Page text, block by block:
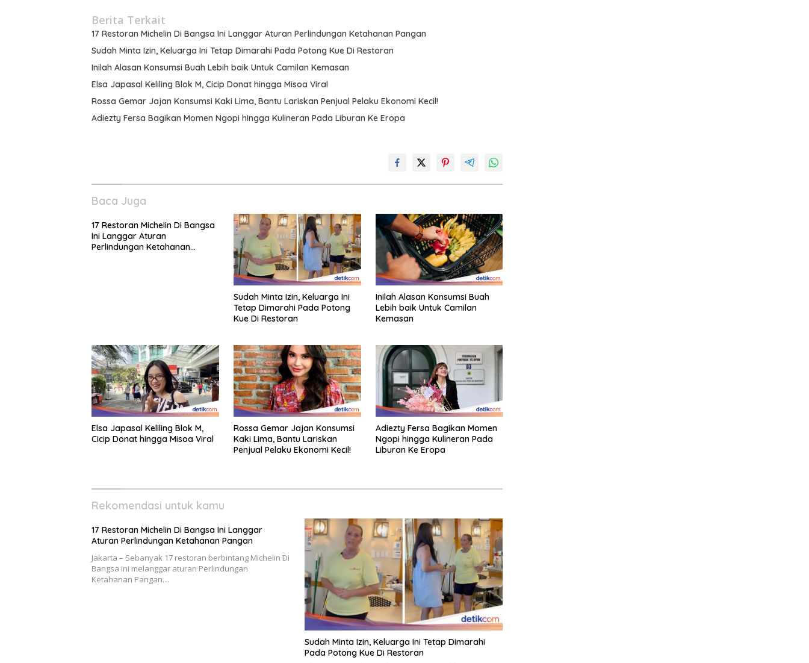
Berita Terkait
17 Restoran Michelin Di Bangsa Ini Langgar Aturan Perlindungan Ketahanan Pangan
Sudah Minta Izin, Keluarga Ini Tetap Dimarahi Pada Potong Kue Di Restoran
Inilah Alasan Konsumsi Buah Lebih baik Untuk Camilan Kemasan
Elsa Japasal Keliling Blok M, Cicip Donat hingga Misoa Viral
Rossa Gemar Jajan Konsumsi Kaki Lima, Bantu Lariskan Penjual Pelaku Ekonomi Kecil!
Adiezty Fersa Bagikan Momen Ngopi hingga Kulineran Pada Liburan Ke Eropa
Baca Juga
17 Restoran Michelin Di Bangsa
Ini Langgar Aturan
Perlindungan Ketahanan
Sudah Minta Izin, Keluarga Ini
Tetap Dimarahi Pada Potong
Kue Di Restoran
Inilah Alasan Konsumsi Buah
Lebih baik Untuk Camilan
Kemasan
Elsa Japasal Keliling Blok M,
Cicip Donat hingga Misoa Viral
Rossa Gemar Jajan Konsumsi
Kaki Lima, Bantu Lariskan
Penjual Pelaku Ekonomi Kecil!
Adiezty Fersa Bagikan Momen
Ngopi hingga Kulineran Pada
Liburan Ke Eropa
Rekomendasi untuk kamu
17 Restoran Michelin Di Bangsa Ini Langgar
Aturan Perlindungan Ketahanan Pangan
Jakarta – Sebanyak 17 restoran berbintang Michelin Di
Bangsa ini melanggar aturan Perlindungan
Ketahanan Pangan…
Sudah Minta Izin, Keluarga Ini Tetap Dimarahi
Pada Potong Kue Di Restoran